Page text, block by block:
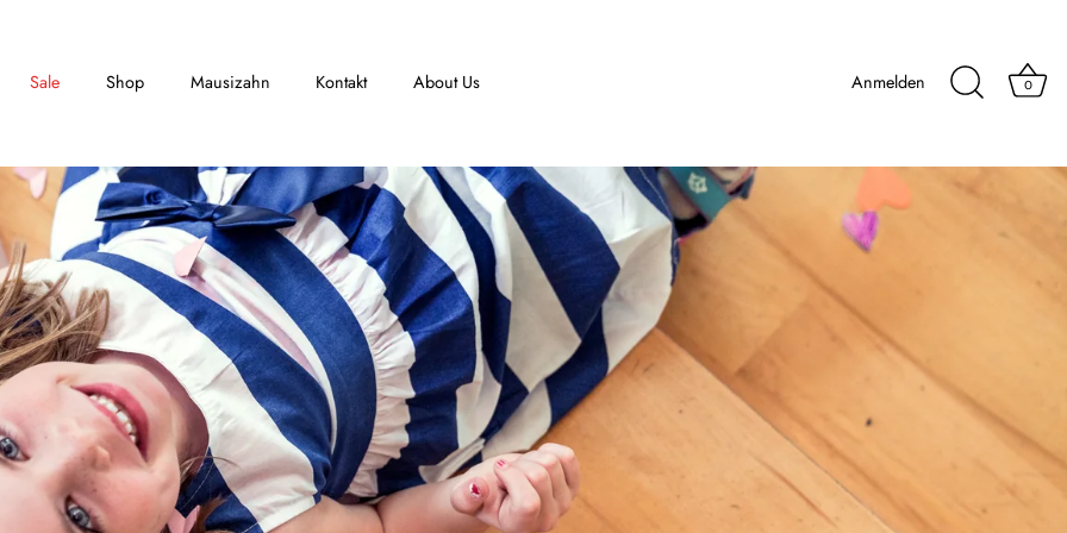
Sale Shop Mausizahn Kontakt About Us Anmelden 0